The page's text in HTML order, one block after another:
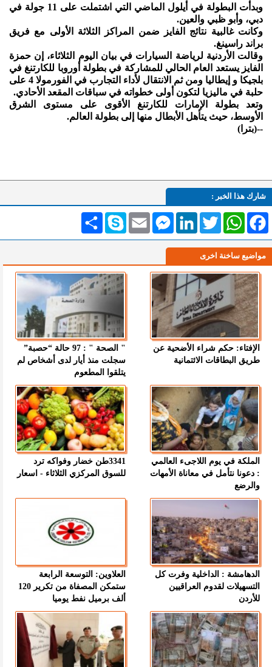
وبدأت البطولة في أيلول الماضي التي اشتملت على 11 جولة في
دبي، وأبو ظبي والعين.
وكانت غالبية نتائج الفايز ضمن المراكز الثلاثة الأولى مع فريق
براند راسينغ.
وقالت الأردنية لرياضة السيارات في بيان اليوم الثلاثاء، إن حمزة
الفايز يستعد العام الحالي للمشاركة في بطولة أوروبا للكارتنغ في
بلجيكا و إيطاليا ومن ثم الانتقال لأداء التجارب في الفورمولا 4 على
حلبة في ماليزيا لتكون أولى خطواته في سباقات المقعد الأحادي.
وتعد بطولة الإمارات للكارتنغ الأقوى على مستوى الشرق
الأوسط، حيث يتأهل الأبطال منھا إلى بطولة العالم.
--(بترا)
شارك هذا الخبر :
انشر Skype Email
MessengerLinkedInTwitterWhatsAppFacebook
مواضيع ساخنة اخرى
الإفتاء: حكم شراء الأضحية عن
طريق البطاقات الائتمانية
" الصحة " : 97 حالة “حصبة”
سجلت منذ أيار لدى أشخاص لم
يتلقوا المطعوم
الملكة في يوم اللاجىء العالمي
: دعونا نتأمل في معاناة الأمهات
والرضع
3341طن خضار وفواكه ترد
للسوق المركزي الثلاثاء - اسعار
الدهامشة : الداخلية وفرت كل
التسهيلات لقدوم العراقيين
للأردن
العلاوين: التوسعة الرابعة
ستمكن المصفاة من تكرير 120
ألف برميل نفط يوميا